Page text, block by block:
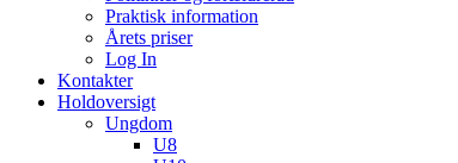
Praktisk information
Årets priser
Log In
Kontakter
Holdoversigt
Ungdom
U8